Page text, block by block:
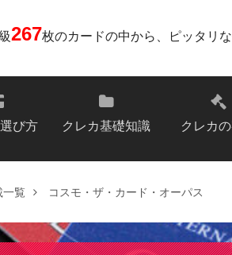
267枚のカードの中から、ピッタリ
び方 クレカ基礎知識 クレカ
一覧 コスモ・ザ・カード・オーパス